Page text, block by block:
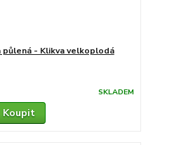
půlená - Klikva velkoplodá
SKLADEM
Koupit